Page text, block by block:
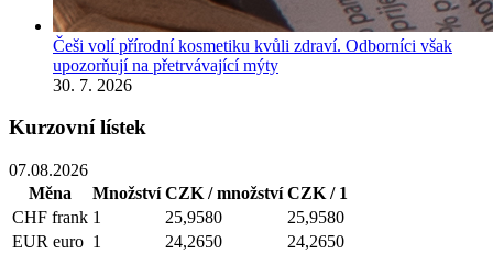
Češi volí přírodní kosmetiku kvůli zdraví. Odborníci však
upozorňují na přetrvávající mýty
30. 7. 2026
Kurzovní lístek
07.08.2026
Měna
Množství CZK / množství CZK / 1
CHF frank 1 25,9580
25,9580
EUR euro 1 24,2650
24,2650